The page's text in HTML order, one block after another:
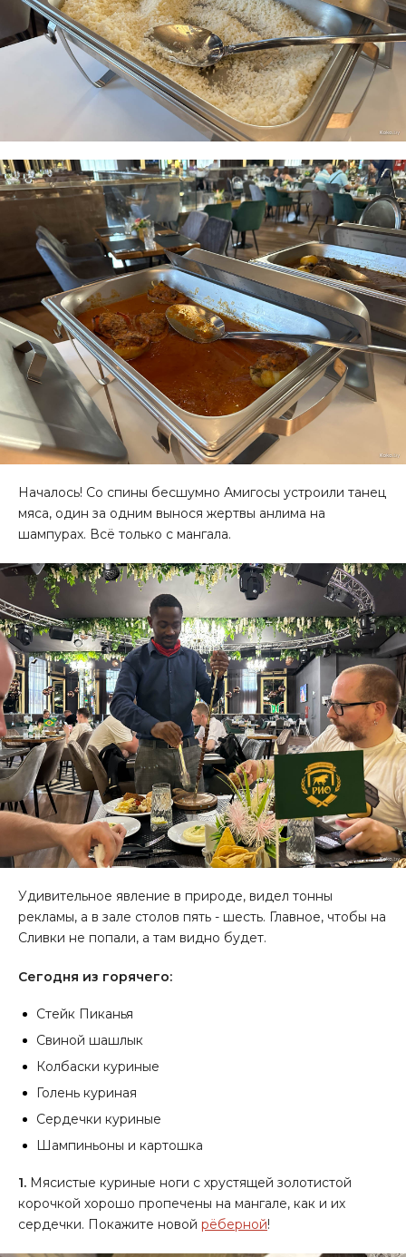
Началось! Со спины бесшумно Амигосы устроили танец
мяса, один за одним вынося жертвы анлима на
шампурах. Всё только с мангала.
Удивительное явление в природе, видел тонны
рекламы, а в зале столов пять - шесть. Главное, чтобы на
Сливки не попали, а там видно будет.
Сегодня из горячего:
Стейк Пиканья
Свиной шашлык
Колбаски куриные
Голень куриная
Сердечки куриные
Шампиньоны и картошка
1. Мясистые куриные ноги с хрустящей золотистой
корочкой хорошо пропечены на мангале, как и их
сердечки. Покажите новой рёберной!